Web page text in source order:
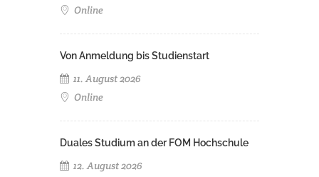
Online
Von Anmeldung bis Studienstart
11. August 2026
Online
Duales Studium an der FOM Hochschule
12. August 2026